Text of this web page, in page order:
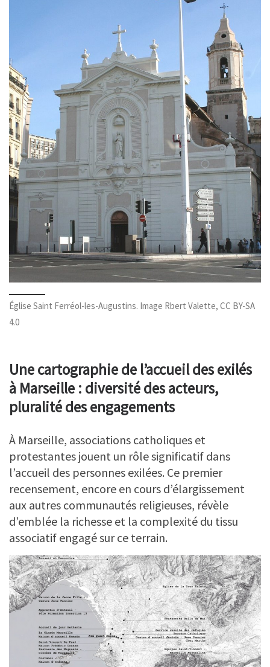
Église Saint Ferréol-les-Augustins. Image Rbert Valette, CC BY-SA
4.0
Une cartographie de l’accueil des exilés
à Marseille : diversité des acteurs,
pluralité des engagements
À Marseille, associations catholiques et
protestantes jouent un rôle significatif dans
l’accueil des personnes exilées. Ce premier
recensement, encore en cours d’élargissement
aux autres communautés religieuses, révèle
d’emblée la richesse et la complexité du tissu
associatif engagé sur ce terrain.